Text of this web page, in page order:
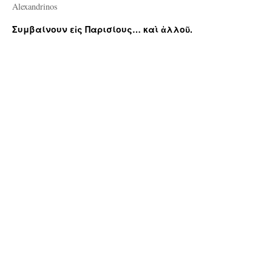
Alexandrinos
Συμβαίνουν εἰς Παρισίους… καὶ ἀλλοῦ.